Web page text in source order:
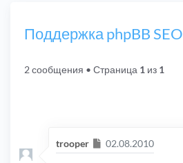
Поддержка phpBB SEO
2 сообщения • Страница 1 из 1
trooper Сообщение
02.08.2010